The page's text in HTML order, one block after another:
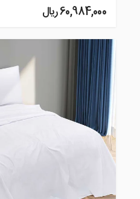
60,984,000 ريال